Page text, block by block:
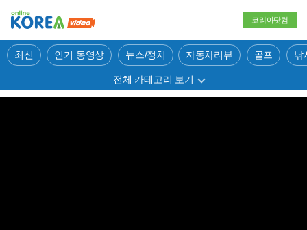
코리아닷컴
최신 인기 동영상 뉴스/정치 자동차리뷰 골프 낚
전체 카테고리 보기